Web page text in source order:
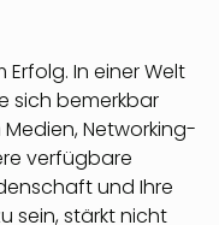
In einer Welt
sich bemerkbar
Networking-
verfügbare
und Ihre
sein, stärkt nicht